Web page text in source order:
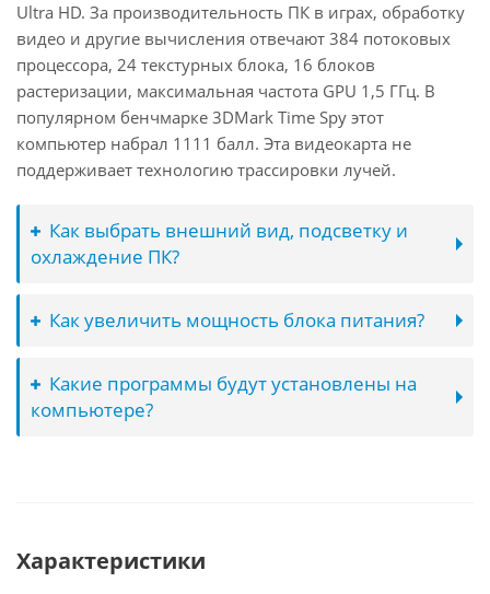
Ultra HD. За производительность ПК в играх, обработку
видео и другие вычисления отвечают 384 потоковых
процессора, 24 текстурных блока, 16 блоков
растеризации, максимальная частота GPU 1,5 ГГц. В
популярном бенчмарке 3DMark Time Spy этот
компьютер набрал 1111 балл. Эта видеокарта не
поддерживает технологию трассировки лучей.
Как выбрать внешний вид, подсветку и
охлаждение ПК?
Как увеличить мощность блока питания?
Какие программы будут установлены на
компьютере?
Характеристики